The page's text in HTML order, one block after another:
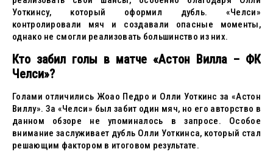
Уоткинсу, который оформил дубль. «Челси»
контролировали мяч и создавали опасные моменты,
однако не смогли реализовать большинство из них.
Кто забил голы в матче «Астон Вилла – ФК
Челси»?
Голами отличились Жоао Педро и Олли Уоткинс за «Астон
Виллу». За «Челси» был забит один мяч, но его авторство в
данном обзоре не упоминалось в запросе. Особое
внимание заслуживает дубль Олли Уоткинса, который стал
решающим фактором в итоговом результате.